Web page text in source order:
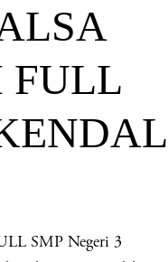
FULL
SMP Negeri 3